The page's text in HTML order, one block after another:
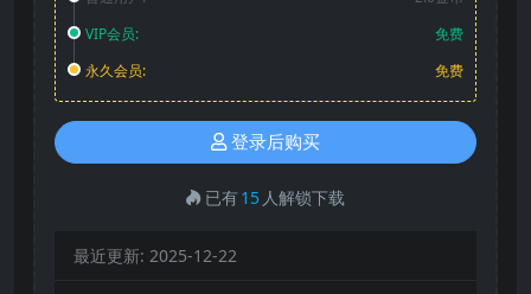
VIP会员:
免费
永久会员:
免费
登录后购买
已有15 人解锁下载
最近更新: 2025-12-22